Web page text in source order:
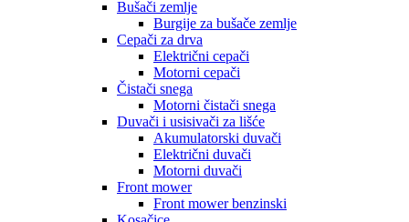
Bušači zemlje
Burgije za bušače zemlje
Cepači za drva
Električni cepači
Motorni cepači
Čistači snega
Motorni čistači snega
Duvači i usisivači za lišće
Akumulatorski duvači
Električni duvači
Motorni duvači
Front mower
Front mower benzinski